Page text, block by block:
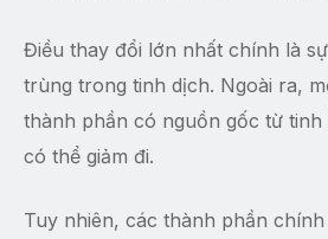
Điều thay đổi lớn nhất chính là
trùng trong tinh dịch. Ngoài ra,
thành phần có nguồn gốc từ tinh
có thể giảm đi.
Tuy nhiên, các thành phần